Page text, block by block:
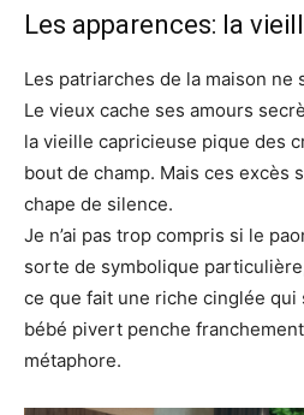
Les apparences: la
Les patriarches de la maison ne
Le vieux cache ses amours
la vieille capricieuse pique des
bout de champ. Mais ces excès
chape de silence.
Je n’ai pas trop compris si le
sorte de symbolique
ce que fait une riche cinglée qui
bébé pivert penche
métaphore.